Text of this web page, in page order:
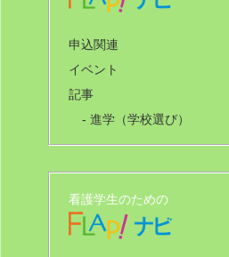
申込関連
イベント
記事
- 進学（学校選び）
看護学生のための